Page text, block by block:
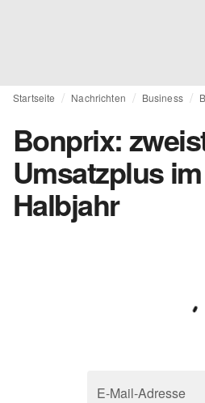
Startseite Nachrichten Business
Bonprix:
Umsatzplus
Halbjahr
E-Mail-Adresse